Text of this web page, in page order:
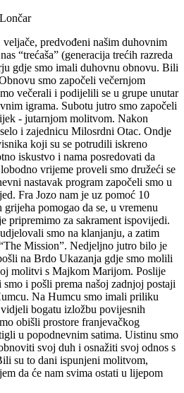
predvođeni našim duhovnim
“trećaša” (generacija trećih razreda
gdje smo imali duhovnu obnovu. Bili
smo započeli večernjom
večerali i podijelili se u grupe unutar
igrama. Subotu jutro smo započeli
- jutarnjom molitvom. Nakon
i zajednicu Milosrdni Otac. Ondje
koji su se potrudili iskreno
iskustvo i nama posredovati da
vrijeme proveli smo družeći se
nastavak program započeli smo u
Fra Jozo nam je uz pomoć 10
pomogao da se, u vremenu
pripremimo za sakrament ispovijedi.
smo na klanjanju, a zatim
Mission”. Nedjeljno jutro bilo je
na Brdo Ukazanja gdje smo molili
molitvi s Majkom Marijom. Poslije
i pošli prema našoj zadnjoj postaji
Na Humcu smo imali priliku
bogatu izložbu povijesnih
obišli prostore franjevačkog
u popodnevnim satima. Uistinu smo
svoj duh i osnažiti svoj odnos s
su to dani ispunjeni molitvom,
da će nam svima ostati u lijepom